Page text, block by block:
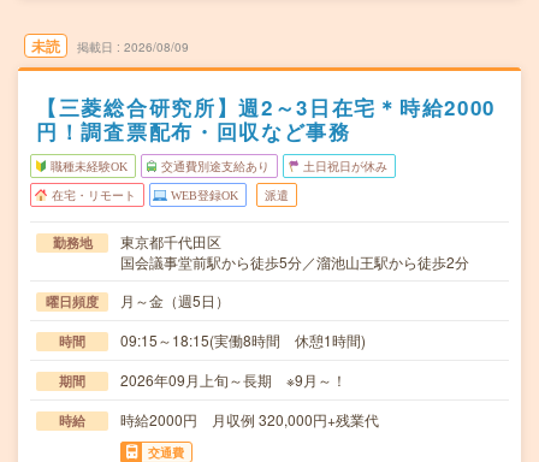
未読 掲載日 2026/08/09
【三菱総合研究所】週2～3日在宅＊時給2000
円！調査票配布・回収など事務
職種未経験OK 交通費別途支給あり 土日祝日が休み
在宅・リモート WEB登録OK 派遣
勤務地
東京都千代田区
国会議事堂前駅から徒歩5分／溜池山王駅から徒歩2分
曜日頻度 月～金（週5日）
時間 09:15～18:15(実働8時間 休憩1時間)
期間 2026年09月上旬～長期 ※9月～！
時給 時給2000円 月収例 320,000円+残業代
交通費